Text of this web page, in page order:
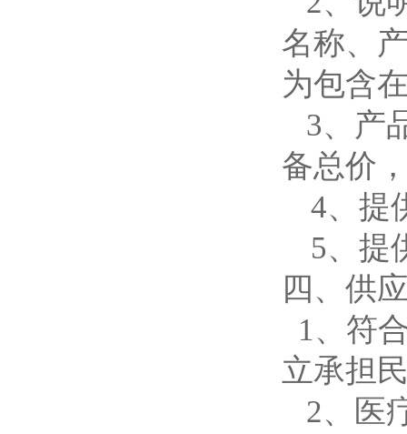
名称、
为包含
3、产
备总价
4、提
5、 提
四、供
1、符
立承担
2、医